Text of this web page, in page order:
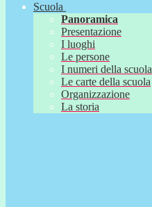
Scuola
Panoramica
Presentazione
I luoghi
Le persone
I numeri della scuola
Le carte della scuola
Organizzazione
La storia